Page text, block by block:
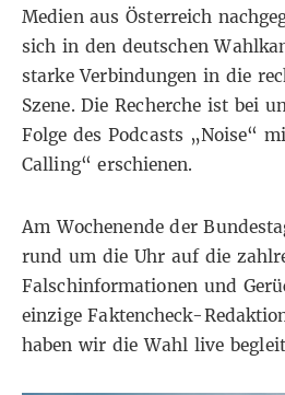
Medien aus Österreich
sich in den deutschen
starke Verbindungen in die
Szene. Die Recherche ist bei
Folge des Podcasts „Noise“
Calling“ erschienen.
Am Wochenende der
rund um die Uhr auf die
Falschinformationen und
einzige Faktencheck-
haben wir die Wahl live